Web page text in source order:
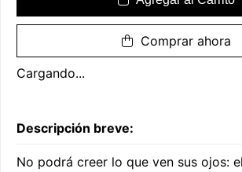
Comprar ahora
Cargando...
Descripción breve:
No podrá creer lo que ven sus ojos: